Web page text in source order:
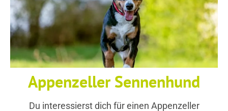
Appenzeller Sennenhund
Du interessierst dich für einen Appenzeller